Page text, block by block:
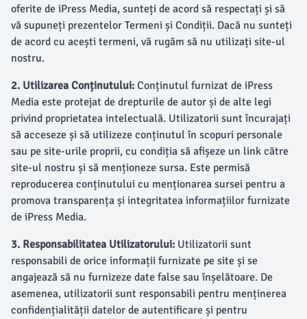
oferite de iPress Media, sunteți de acord să respectați și să
vă supuneți prezentelor Termeni și Condiții. Dacă nu sunteți
de acord cu acești termeni, vă rugăm să nu utilizați site-ul
nostru.
2. Utilizarea Conținutului: Conținutul furnizat de iPress
Media este protejat de drepturile de autor și de alte legi
privind proprietatea intelectuală. Utilizatorii sunt încurajați
să acceseze și să utilizeze conținutul în scopuri personale
sau pe site-urile proprii, cu condiția să afișeze un link către
site-ul nostru și să menționeze sursa. Este permisă
reproducerea conținutului cu menționarea sursei pentru a
promova transparența și integritatea informațiilor furnizate
de iPress Media.
3. Responsabilitatea Utilizatorului: Utilizatorii sunt
responsabili de orice informații furnizate pe site și se
angajează să nu furnizeze date false sau înșelătoare. De
asemenea, utilizatorii sunt responsabili pentru menținerea
confidențialității datelor de autentificare și pentru